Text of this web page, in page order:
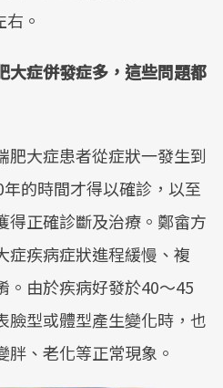
。
大症併發症多，這些問題都
肥大症患者從症狀一發生到
的時間才得以確診，以至
得正確診斷及治療。鄭畲方
症疾病症狀進程緩慢、複
。由於疾病好發於40～45
臉型或體型產生變化時，也
、老化等正常現象。